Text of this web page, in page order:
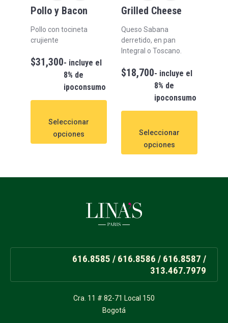
Pollo y Bacon
Pollo con tocineta
crujiente
$31,300- incluye el
8% de
ipoconsumo
Seleccionar
opciones
Grilled Cheese
Queso Sabana
derretido, en pan
Integral o Toscano.
$18,700- incluye el
8% de
ipoconsumo
Seleccionar
opciones
616.8585 / 616.8586 / 616.8587 /
313.467.7979
Cra. 11 # 82-71 Local 150
Bogotá